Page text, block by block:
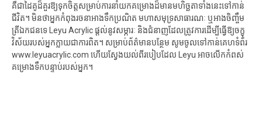
គឺជាដៃគូដ៏គួរឱ្យទុកចិត្តសម្រាប់ការនាំយកគម្រោងដ៏មានមហិច្ឆតាទាំងនេះទៅកាន់
ជីវិត។ មិនថាអ្នកកំពុងរចនាអាងទឹកប្រណិត មហាសមុទ្រសាធារណៈ ឬអាងចិញ្ចឹម
ត្រីឯកជនទេ Leyu Acrylic ផ្តល់នូវសម្ភារៈ និងជំនាញដែលត្រូវការដើម្បីធ្វើឱ្យចក្ខុ
វិស័យរបស់អ្នកក្លាយជាការពិត។ សម្រាប់ព័ត៌មានបន្ថែម សូមចូលទៅកាន់គេហទំព័រ
www.leyuacrylic.com ហើយស្វែងយល់ពីរបៀបដែល Leyu អាចលើកកំពស់
គម្រោងទឹកបន្ទាប់របស់អ្នក។